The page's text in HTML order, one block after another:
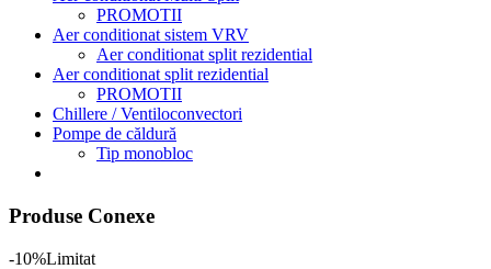
PROMOTII
Aer conditionat sistem VRV
Aer conditionat split rezidential
Aer conditionat split rezidential
PROMOTII
Chillere / Ventiloconvectori
Pompe de căldură
Tip monobloc
Produse Conexe
-10%Limitat